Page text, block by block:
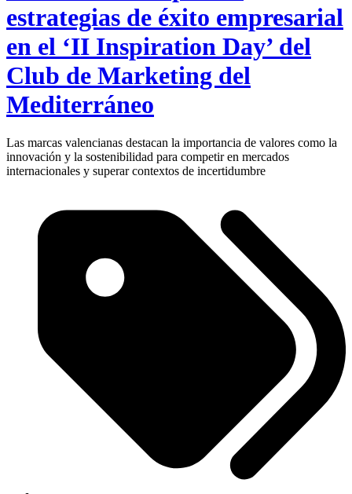
estrategias de éxito empresarial
en el ‘II Inspiration Day’ del
Club de Marketing del
Mediterráneo
Las marcas valencianas destacan la importancia de valores como la
innovación y la sostenibilidad para competir en mercados
internacionales y superar contextos de incertidumbre